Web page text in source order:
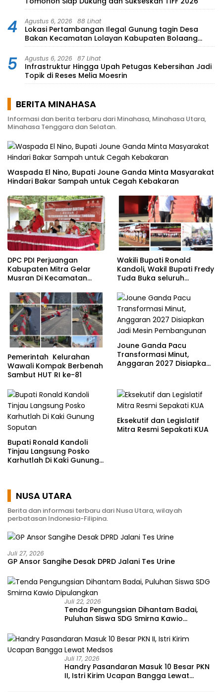
4 Agustus 6, 2026 88 Lihat
Lokasi Pertambangan Ilegal Gunung tagin Desa
Bakan Kecamatan Lolayan Kabupaten Bolaang
Mongondow di perkebunan Lolotut Target
Bareskrim TIPEDTER MABES POLRI
5 Agustus 6, 2026 87 Lihat
Infrastruktur Hingga Upah Petugas Kebersihan Jadi
Topik di Reses Melia Moesrin
BERITA MINAHASA
Informasi dan berita terbaru dari Minahasa, Minahasa Utara,
Minahasa Tenggara dan Selatan.
Waspada El Nino, Bupati Joune Ganda Minta Masyarakat
Hindari Bakar Sampah untuk Cegah Kebakaran
DPC PDI Perjuangan
Kabupaten Mitra Gelar
Musran Di Kecamatan
Wakili Bupati Ronald
Kandoli, Wakil Bupati Fredy
Tuda Buka seluruh
Meriahkan HUT RI ke 81
Pemerintah Kelurahan
Wawali Kompak Berbenah
Sambut HUT RI ke-81
Joune Ganda Pacu
Transformasi Minut,
Anggaran 2027 Disiapkan
Bupati Ronald Kandoli
Tinjau Langsung Posko
Karhutlah Di Kaki Gunung
Eksekutif dan Legislatif
Mitra Resmi Sepakati KUA
NUSA UTARA
Berita dan informasi terbaru dari Nusa Utara, wilayah
perbatasan Indonesia-Filipina.
Juli 27, 2026
GP Ansor Sangihe Desak DPRD Jalani Tes Urine
Juli 22, 2026
Tenda Pengungsian Dihantam Badai,
Puluhan Siswa SDG Smirna Kawio
Juli 17, 2026
Handry Pasandaran Masuk 10 Besar PKN
II, Istri Kirim Ucapan Bangga Lewat